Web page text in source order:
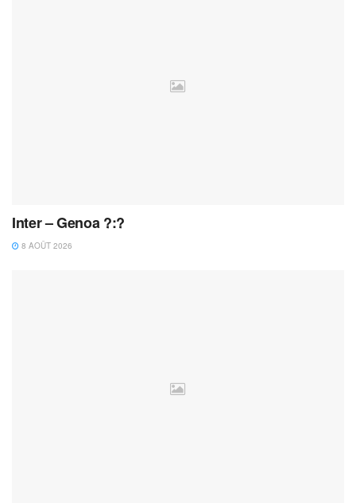
Inter – Genoa ?:?
8 AOÛT 2026